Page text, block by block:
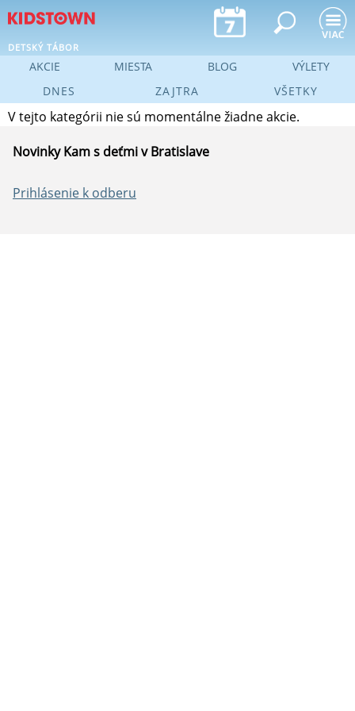
Jump to navigation
DETSKÝ TÁBOR
V tejto kategórii nie sú momentálne žiadne akcie.
Novinky Kam s deťmi v Bratislave
Prihlásenie k odberu
AKCIE MIESTA BLOG
VÝLETY
DNES
ZAJTRA VŠETKY